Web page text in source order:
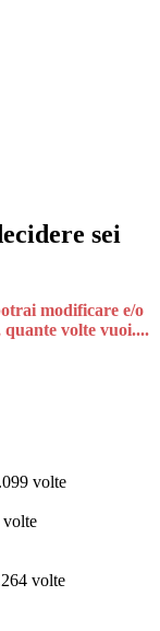
sei
modificare e/o
volte vuoi....
volte
volte
volte